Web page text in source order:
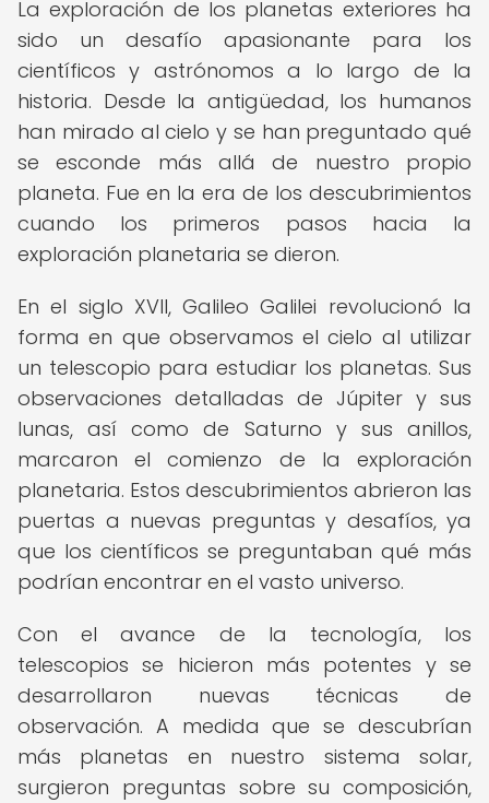
La exploración de los planetas exteriores ha
sido un desafío apasionante para los
científicos y astrónomos a lo largo de la
historia. Desde la antigüedad, los humanos
han mirado al cielo y se han preguntado qué
se esconde más allá de nuestro propio
planeta. Fue en la era de los descubrimientos
cuando los primeros pasos hacia la
exploración planetaria se dieron.
En el siglo XVII, Galileo Galilei revolucionó la
forma en que observamos el cielo al utilizar
un telescopio para estudiar los planetas. Sus
observaciones detalladas de Júpiter y sus
lunas, así como de Saturno y sus anillos,
marcaron el comienzo de la exploración
planetaria. Estos descubrimientos abrieron las
puertas a nuevas preguntas y desafíos, ya
que los científicos se preguntaban qué más
podrían encontrar en el vasto universo.
Con el avance de la tecnología, los
telescopios se hicieron más potentes y se
desarrollaron nuevas técnicas de
observación. A medida que se descubrían
más planetas en nuestro sistema solar,
surgieron preguntas sobre su composición,